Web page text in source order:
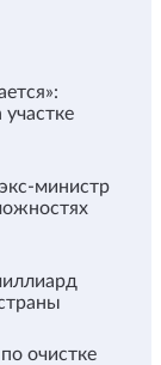
министр
очистке